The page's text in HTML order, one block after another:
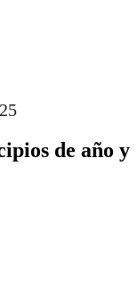
de año y